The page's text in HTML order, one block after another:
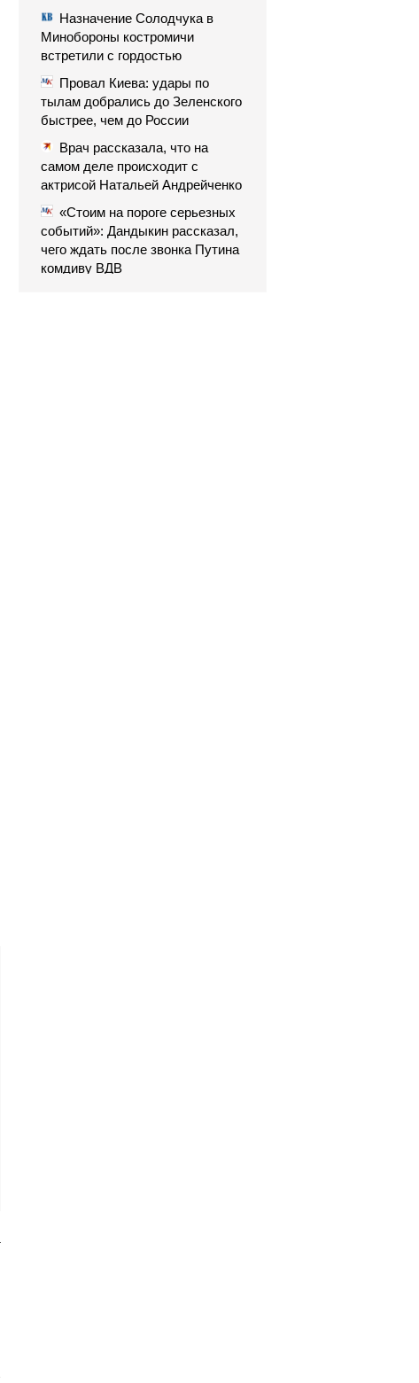
Назначение Солодчука в
Минобороны костромичи
встретили с гордостью
Провал Киева: удары по
тылам добрались до Зеленского
быстрее, чем до России
Врач рассказала, что на
самом деле происходит с
актрисой Натальей Андрейченко
«Стоим на пороге серьезных
событий»: Дандыкин рассказал,
чего ждать после звонка Путина
комдиву ВДВ